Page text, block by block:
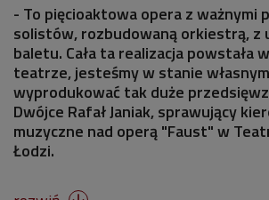
- To pięcioaktowa opera z ważnymi
solistów, rozbudowaną orkiestrą, z
baletu. Cała ta realizacja powstała
teatrze, jesteśmy w stanie
wyprodukować tak duże
Dwójce Rafał Janiak, sprawujący
muzyczne nad operą "Faust" w
Łodzi.